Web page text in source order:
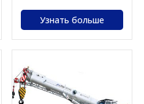
Узнать больше